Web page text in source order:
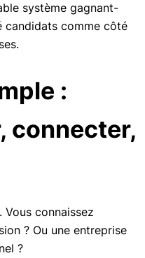
système gagnant-
candidats comme côté
:
connecter,
Vous connaissez
? Ou une entreprise
?